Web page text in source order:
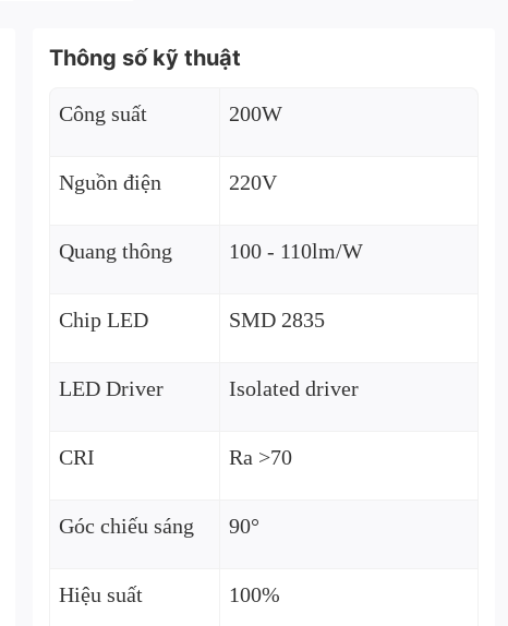
Thông số kỹ thuật
Công suất 200W
Nguồn điện 220V
Quang thông 100 - 110lm/W
Chip LED SMD 2835
LED Driver Isolated driver
CRI Ra >70
Góc chiếu sáng 90°
Hiệu suất 100%